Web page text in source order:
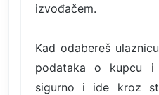
izvođačem.
Kad odabereš
podataka o kupcu i
sigurno i ide kroz